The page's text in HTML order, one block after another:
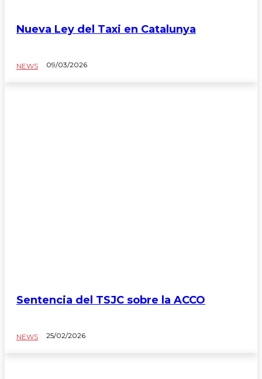
Nueva Ley del Taxi en Catalunya
NEWS 09/03/2026
Sentencia del TSJC sobre la ACCO
NEWS 25/02/2026